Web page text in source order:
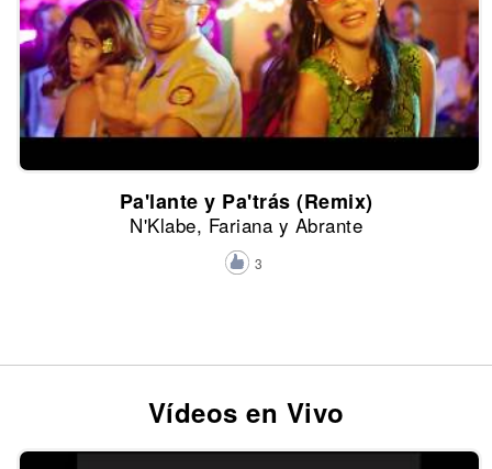
Pa'lante y Pa'trás (Remix)
N'Klabe, Fariana y Abrante
3
Vídeos en Vivo